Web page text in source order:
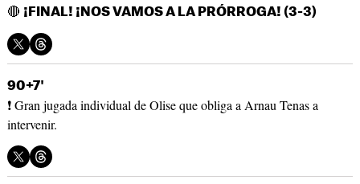
🔴 ¡FINAL! ¡NOS VAMOS A LA PRÓRROGA! (3-3)
90+7'
❗ Gran jugada individual de Olise que obliga a Arnau Tenas a
intervenir.